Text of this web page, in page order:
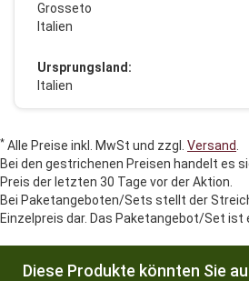
Grosseto
Italien
Ursprungsland:
Italien
* Alle Preise inkl. MwSt und zzgl. Versand
Bei den gestrichenen Preisen handelt es
Preis der letzten 30 Tage vor der Aktion.
Bei Paketangeboten/Sets stellt der
Einzelpreis dar. Das Paketangebot/Set ist
Diese Produkte könnten Sie